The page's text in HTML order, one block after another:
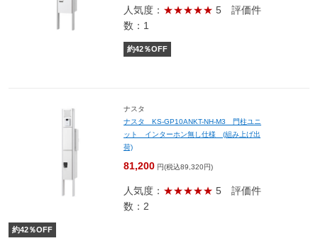
人気度： ★★★★★ 5 評価件
数：1
約42％OFF
ナスタ
ナスタ KS-GP10ANKT-NH-M3 門柱ユニ
ット インターホン無し仕様 (組み上げ出
荷)
81,200 円(税込89,320円)
人気度： ★★★★★ 5 評価件
数：2
約42％OFF